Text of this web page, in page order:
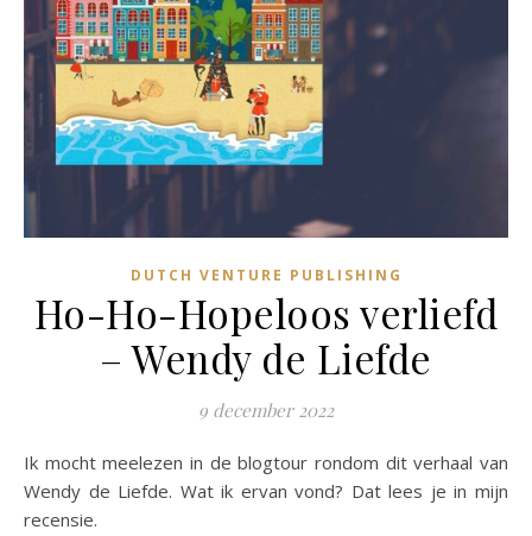
DUTCH VENTURE PUBLISHING
Ho-Ho-Hopeloos verliefd
– Wendy de Liefde
9 december 2022
Ik mocht meelezen in de blogtour rondom dit verhaal van
Wendy de Liefde. Wat ik ervan vond? Dat lees je in mijn
recensie.